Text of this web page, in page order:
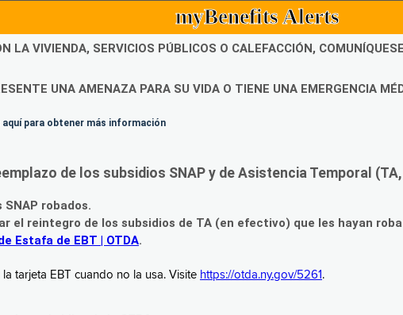
myBenefits Alerts
LA VIVIENDA, SERVICIOS PÚBLICOS O CALEFACCIÓN,
UNA AMENAZA PARA SU VIDA O TIENE UNA EMERGENCIA
aquí para obtener más información
de los subsidios SNAP y de Asistencia Temporal
robados.
el reintegro de los subsidios de TA (en efectivo) que les hayan
Estafa de EBT | OTDA.
tarjeta EBT cuando no la usa. Visite https://otda.ny.gov/5261 .